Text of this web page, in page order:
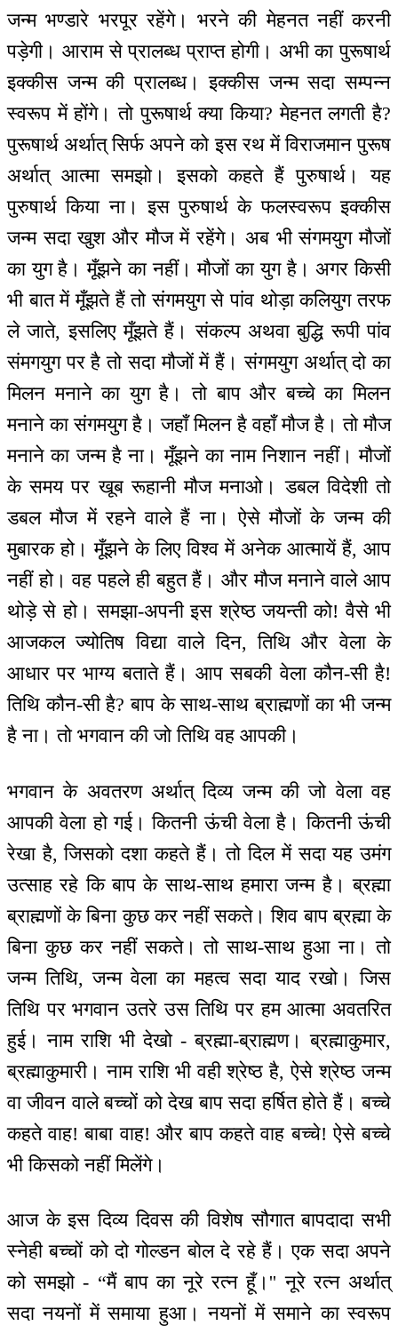
जन्म भण्डारे भरपूर रहेंगे। भरने की मेहनत नहीं करनी
पड़ेगी। आराम से प्रालब्ध प्राप्त होगी। अभी का पुरूषार्थ
इक्कीस जन्म की प्रालब्ध। इक्कीस जन्म सदा सम्पन्न
स्वरूप में होंगे। तो पुरूषार्थ क्या किया? मेहनत लगती है?
पुरूषार्थ अर्थात् सिर्फ अपने को इस रथ में विराजमान पुरूष
अर्थात् आत्मा समझो। इसको कहते हैं पुरुषार्थ। यह
पुरुषार्थ किया ना। इस पुरुषार्थ के फलस्वरूप इक्कीस
जन्म सदा खुश और मौज में रहेंगे। अब भी संगमयुग मौजों
का युग है। मूँझने का नहीं। मौजों का युग है। अगर किसी
भी बात में मूँझते हैं तो संगमयुग से पांव थोड़ा कलियुग तरफ
ले जाते, इसलिए मूँझते हैं। संकल्प अथवा बुद्धि रूपी पांव
संमगयुग पर है तो सदा मौजों में हैं। संगमयुग अर्थात् दो का
मिलन मनाने का युग है। तो बाप और बच्चे का मिलन
मनाने का संगमयुग है। जहाँ मिलन है वहाँ मौज है। तो मौज
मनाने का जन्म है ना। मूँझने का नाम निशान नहीं। मौजों
के समय पर खूब रूहानी मौज मनाओ। डबल विदेशी तो
डबल मौज में रहने वाले हैं ना। ऐसे मौजों के जन्म की
मुबारक हो। मूँझने के लिए विश्व में अनेक आत्मायें हैं, आप
नहीं हो। वह पहले ही बहुत हैं। और मौज मनाने वाले आप
थोड़े से हो। समझा-अपनी इस श्रेष्ठ जयन्ती को! वैसे भी
आजकल ज्योतिष विद्या वाले दिन, तिथि और वेला के
आधार पर भाग्य बताते हैं। आप सबकी वेला कौन-सी है!
तिथि कौन-सी है? बाप के साथ-साथ ब्राह्मणों का भी जन्म
है ना। तो भगवान की जो तिथि वह आपकी।
भगवान के अवतरण अर्थात् दिव्य जन्म की जो वेला वह
आपकी वेला हो गई। कितनी ऊंची वेला है। कितनी ऊंची
रेखा है, जिसको दशा कहते हैं। तो दिल में सदा यह उमंग
उत्साह रहे कि बाप के साथ-साथ हमारा जन्म है। ब्रह्मा
ब्राह्मणों के बिना कुछ कर नहीं सकते। शिव बाप ब्रह्मा के
बिना कुछ कर नहीं सकते। तो साथ-साथ हुआ ना। तो
जन्म तिथि, जन्म वेला का महत्व सदा याद रखो। जिस
तिथि पर भगवान उतरे उस तिथि पर हम आत्मा अवतरित
हुई। नाम राशि भी देखो - ब्रह्मा-ब्राह्मण। ब्रह्माकुमार,
ब्रह्माकुमारी। नाम राशि भी वही श्रेष्ठ है, ऐसे श्रेष्ठ जन्म
वा जीवन वाले बच्चों को देख बाप सदा हर्षित होते हैं। बच्चे
कहते वाह! बाबा वाह! और बाप कहते वाह बच्चे! ऐसे बच्चे
भी किसको नहीं मिलेंगे।
आज के इस दिव्य दिवस की विशेष सौगात बापदादा सभी
स्नेही बच्चों को दो गोल्डन बोल दे रहे हैं। एक सदा अपने
को समझो - “मैं बाप का नूरे रत्न हूँ।'' नूरे रत्न अर्थात्
सदा नयनों में समाया हुआ। नयनों में समाने का स्वरूप